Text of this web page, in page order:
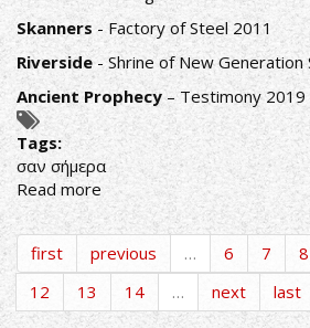
Skanners - Factory of Steel 2011
Riverside- Shrine of New Generation
Ancient Prophecy– Testimony 2019
Tags:
σαν σήμερα
Read more about
ΣΑΝ
ΣΗΜΕΡΑ
21
ΙΑΝΟΥΑΡΙΟΥ
ΚΥΚΛΟΦΟΡΗΣΑΝ...
first previous … 6 7 8
12
13 14 … next last